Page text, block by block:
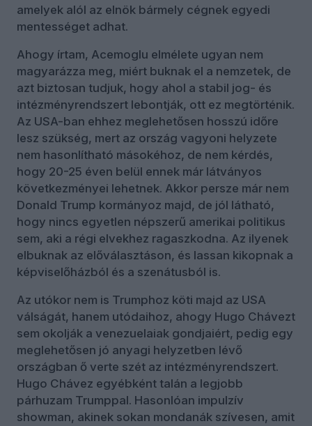
amelyek alól az elnök bármely cégnek egyedi
mentességet adhat.
Ahogy írtam, Acemoglu elmélete ugyan nem
magyarázza meg, miért buknak el a nemzetek, de
azt biztosan tudjuk, hogy ahol a stabil jog- és
intézményrendszert lebontják, ott ez megtörténik.
Az USA-ban ehhez meglehetősen hosszú időre
lesz szükség, mert az ország vagyoni helyzete
nem hasonlítható másokéhoz, de nem kérdés,
hogy 20-25 éven belül ennek már látványos
következményei lehetnek. Akkor persze már nem
Donald Trump kormányoz majd, de jól látható,
hogy nincs egyetlen népszerű amerikai politikus
sem, aki a régi elvekhez ragaszkodna. Az ilyenek
elbuknak az előválasztáson, és lassan kikopnak a
képviselőházból és a szenátusból is.
Az utókor nem is Trumphoz köti majd az USA
válságát, hanem utódaihoz, ahogy Hugo Chávezt
sem okolják a venezuelaiak gondjaiért, pedig egy
meglehetősen jó anyagi helyzetben lévő
országban ő verte szét az intézményrendszert.
Hugo Chávez egyébként talán a legjobb
párhuzam Trumppal. Hasonlóan impulzív
showman, akinek sokan mondanák szívesen, amit